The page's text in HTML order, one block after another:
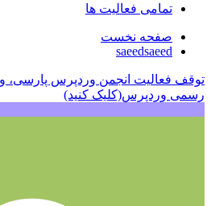
تمامی فعالیت ها
صفحه نخست
saeedsaeed
توقف فعالیت انجمن وردپرس پارسی، و
رسمی وردپرس(کلیک کنید)